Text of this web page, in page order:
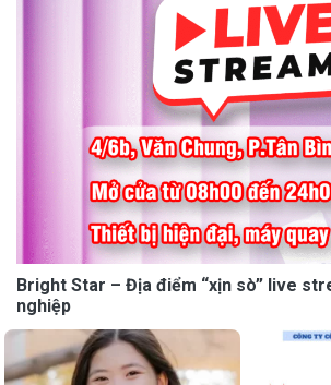
Bright Star – Địa điểm “xịn sò” live
nghiệp